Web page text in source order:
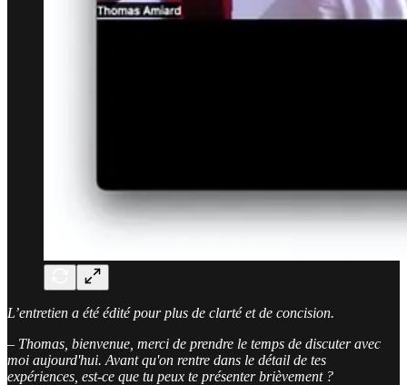
L’entretien a été édité pour plus de clarté et de concision.
– Thomas, bienvenue, merci de prendre le temps de discuter avec
moi aujourd'hui. Avant qu'on rentre dans le détail de tes
expériences, est-ce que tu peux te présenter brièvement ?